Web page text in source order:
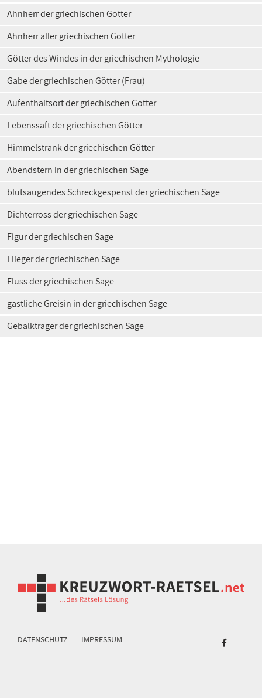
Ahnherr der griechischen Götter
Ahnherr aller griechischen Götter
Götter des Windes in der griechischen Mythologie
Gabe der griechischen Götter (Frau)
Aufenthaltsort der griechischen Götter
Lebenssaft der griechischen Götter
Himmelstrank der griechischen Götter
Abendstern in der griechischen Sage
blutsaugendes Schreckgespenst der griechischen Sage
Dichterross der griechischen Sage
Figur der griechischen Sage
Flieger der griechischen Sage
Fluss der griechischen Sage
gastliche Greisin in der griechischen Sage
Gebälkträger der griechischen Sage
DATENSCHUTZ IMPRESSUM